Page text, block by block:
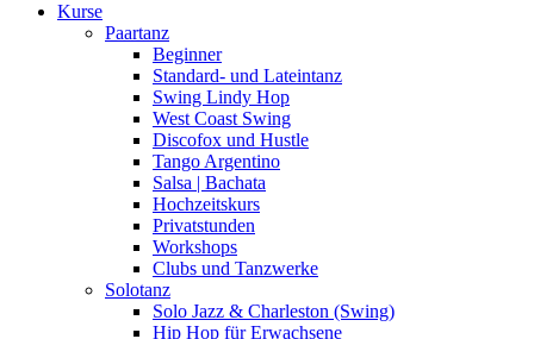
Kurse
Paartanz
Beginner
Standard- und Lateintanz
Swing Lindy Hop
West Coast Swing
Discofox und Hustle
Tango Argentino
Salsa | Bachata
Hochzeitskurs
Privatstunden
Workshops
Clubs und Tanzwerke
Solotanz
Solo Jazz & Charleston (Swing)
Hip Hop für Erwachsene